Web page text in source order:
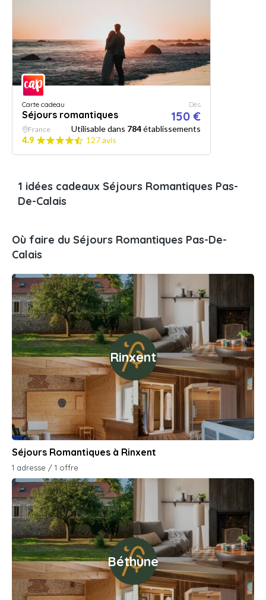
Carte cadeau
Séjours romantiques
Dès
150 €
France Utilisable dans 784établissements
4.9
127 avis
1 idées cadeaux Séjours Romantiques Pas-
De-Calais
Où faire du Séjours Romantiques Pas-De-
Calais
Rinxent
Séjours Romantiques à Rinxent
1 adresse / 1 offre
Béthune